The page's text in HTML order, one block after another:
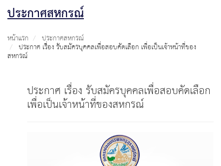
ประกาศสหกรณ์
หน้าแรก ประกาศสหกรณ์
ประกาศ เรื่อง รับสมัครบุคคลเพื่อสอบคัดเลือก เพื่อเป็นเจ้าหน้าที่ของ
สหกรณ์
ประกาศ เรื่อง รับสมัครบุคคลเพื่อสอบคัดเลือก
เพื่อเป็นเจ้าหน้าที่ของสหกรณ์